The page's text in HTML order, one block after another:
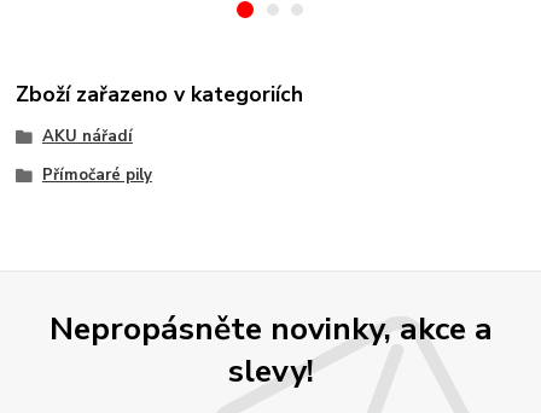
Zboží zařazeno v kategoriích
AKU nářadí
Přímočaré pily
Nepropásněte novinky, akce a
slevy!